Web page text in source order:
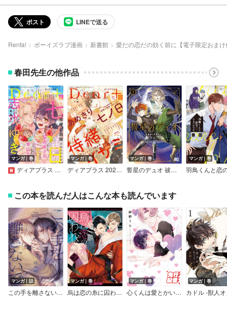
ポスト LINEで送る
Renta! ボーイズラブ漫画 新書館 愛だの恋だの効く前に【電子限定おま
春田先生の他作品
マンガ｜巻
ディアプラス 2026年7月号［期間限定］
マンガ｜巻
ディアプラス 2026年6月号［期間限定］
マンガ｜巻
誓星のデュオ 祓魔師と半魔の詩人
マンガ｜巻
この本を読んだ人はこんな本も読んでいます
マンガ｜話
この手を離さないで【小冊子】
マンガ｜巻
烏は恋の糸に囚われる【SS付き電子限定版】
マンガ｜巻
心くんは愛とかいらない【電子限定描き下ろし付き】
マンガ｜巻